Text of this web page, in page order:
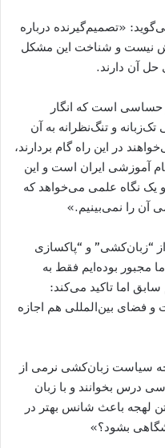
«تصمیم‌گیرنده درباره
نیست و شناخت این مشکل
حل آن دارند.
حساسی است که انگار
و تنگ‌نظرانه به آن
در این راه گام بردارند،
آموزشی ایران است و این
یک نگاه علمی می‌خواهد که
آن را نمی‌بینیم.»
“زبان‌کشی” و “پاکسازی
مجبور بوده‌ایم فقط به
اما تاکید می‌کند:
و فضای بین‌المللی هم اجازه
سیاست زبان‌کشی نرمی از
درس بخوانند و با زبان
لهجه باعث شانس بهتر در
بشود؟»